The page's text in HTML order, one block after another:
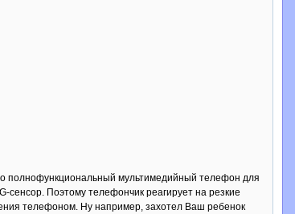
полнофункциональный мультимедийный телефон для
сенсор. Поэтому телефончик реагирует на резкие
телефоном. Ну например, захотел Ваш ребенок